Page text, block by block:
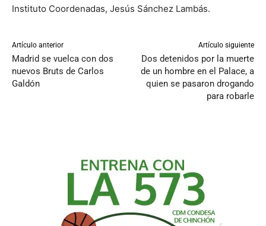
Instituto Coordenadas, Jesús Sánchez Lambás.
Artículo anterior
Madrid se vuelca con dos
nuevos Bruts de Carlos
Galdón
Artículo siguiente
Dos detenidos por la muerte
de un hombre en el Palace, a
quien se pasaron drogando
para robarle